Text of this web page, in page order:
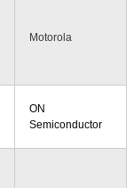
Motorola
ON
Semiconductor